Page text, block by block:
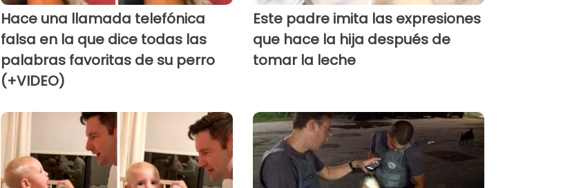
Hace una llamada telefónica
falsa en la que dice todas las
palabras favoritas de su perro
(+VIDEO)
Este padre imita las expresiones
que hace la hija después de
tomar la leche